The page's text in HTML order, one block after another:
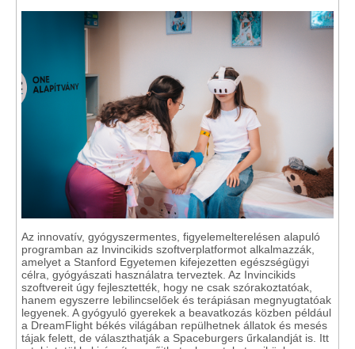
Az innovatív, gyógyszermentes, figyelemelterelésen alapuló
programban az Invincikids szoftverplatformot alkalmazzák,
amelyet a Stanford Egyetemen kifejezetten egészségügyi
célra, gyógyászati használatra terveztek. Az Invincikids
szoftvereit úgy fejlesztették, hogy ne csak szórakoztatóak,
hanem egyszerre lebilincselőek és terápiásan megnyugtatóak
legyenek. A gyógyuló gyerekek a beavatkozás közben például
a DreamFlight békés világában repülhetnek állatok és mesés
tájak felett, de választhatják a Spaceburgers űrkalandját is. Itt